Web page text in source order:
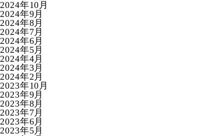
2024年10月
2024年9月
2024年8月
2024年7月
2024年6月
2024年5月
2024年4月
2024年3月
2024年2月
2023年10月
2023年9月
2023年8月
2023年7月
2023年6月
2023年5月